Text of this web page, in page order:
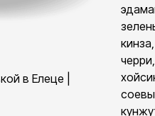
в Елеце |